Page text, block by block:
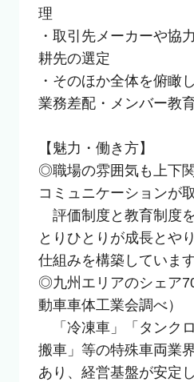
理
・取引先メーカーや協
耕先の選定
・そのほか全体を俯瞰
業務差配・メンバー教
【魅力・働き方】
◎職場の雰囲気も上下
コミュニケーションが
評価制度と教育制度
とりひとりが成長とや
仕組みを構築しています
◎九州エリアのシェア
動車車体工業会調べ）
「冷凍車」「タンク
搬車」等の特殊車両業
あり、経営基盤が安定